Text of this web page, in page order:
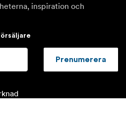
inspiration och
Prenumerera